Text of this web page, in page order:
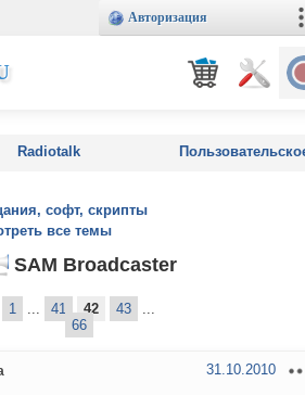
Авторизация
Radiotalk
софт, скрипты
все темы
SAM Broadcaster
1 ... 41 42 43
...
66
31.10.2010